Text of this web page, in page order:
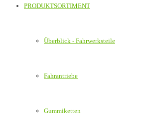
PRODUKTSORTIMENT
Überblick - Fahrwerksteile
Fahrantriebe
Gummiketten